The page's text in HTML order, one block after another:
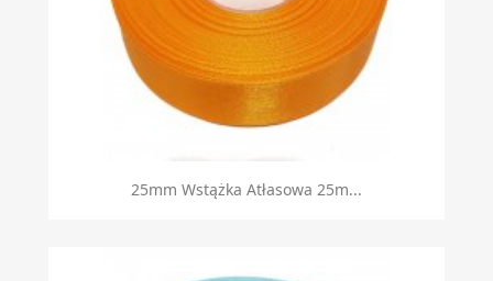
25mm Wstążka Atłasowa 25m...